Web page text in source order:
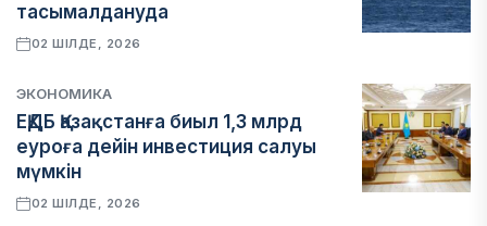
тасымалдануда
02 ШІЛДЕ, 2026
ЭКОНОМИКА
ЕҚДБ Қазақстанға биыл 1,3 млрд
еуроға дейін инвестиция салуы
мүмкін
02 ШІЛДЕ, 2026